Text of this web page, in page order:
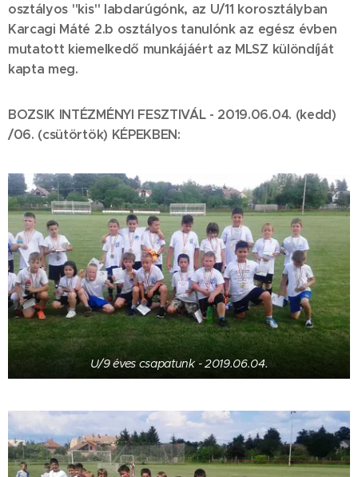
osztályos "kis" labdarúgónk, az U/11 korosztályban
Karcagi Máté 2.b osztályos tanulónk az egész évben
mutatott kiemelkedő munkájáért az MLSZ különdíját
kapta meg.
BOZSIK INTÉZMÉNYI FESZTIVÁL - 2019.06.04. (kedd)
/06. (csütörtök) KÉPEKBEN:
U/9 éves csapatunk - 2019.06.04.